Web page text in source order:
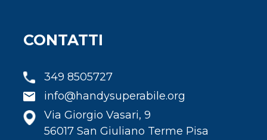
CONTATTI
349 8505727
info@handysuperabile.org
Via Giorgio Vasari, 9
56017 San Giuliano Terme Pisa